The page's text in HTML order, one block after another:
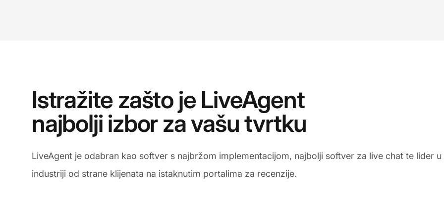
Istražite zašto je LiveAgent
najbolji izbor za vašu tvrtku
LiveAgent je odabran kao softver s najbržom implementacijom, najbolji softver za live chat te lider u
industriji od strane klijenata na istaknutim portalima za recenzije.